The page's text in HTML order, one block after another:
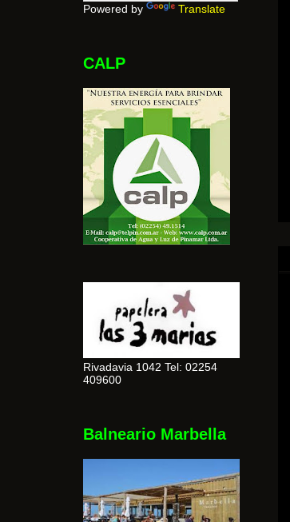
Powered by Translate
CALP
Rivadavia 1042 Tel: 02254
409600
Balneario Marbella